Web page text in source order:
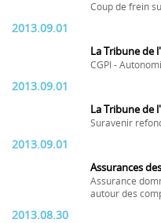
Coup de frein
2013.09.01
La Tribune de
CGPI -
2013.09.01
La Tribune de
Suravenir
2013.09.01
Assurances
Assurance
autour des
2013.08.30